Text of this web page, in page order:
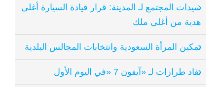
سيدات المجتمع لـ المدينة: قرار قيادة السيارة أغلى
هدية من أغلى ملك
تمكين المرأة السعودية وانتخابات المجالس البلدية
نفاد طرازات لـ «آيفون 7 «في اليوم الأول